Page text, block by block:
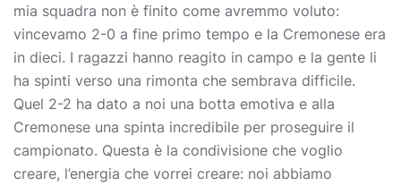
mia squadra non è finito come avremmo voluto:
vincevamo 2-0 a fine primo tempo e la Cremonese era
in dieci. I ragazzi hanno reagito in campo e la gente li
ha spinti verso una rimonta che sembrava difficile.
Quel 2-2 ha dato a noi una botta emotiva e alla
Cremonese una spinta incredibile per proseguire il
campionato. Questa è la condivisione che voglio
creare, l’energia che vorrei creare: noi abbiamo